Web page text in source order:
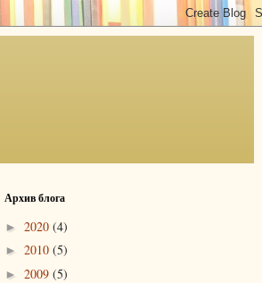
Архив блога
► 2020 (4)
► 2010 (5)
► 2009 (5)